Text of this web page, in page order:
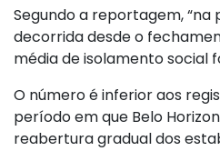
Segundo a reportagem, “na
decorrida desde o
média de isolamento social
O número é inferior aos
período em que Belo
reabertura gradual dos